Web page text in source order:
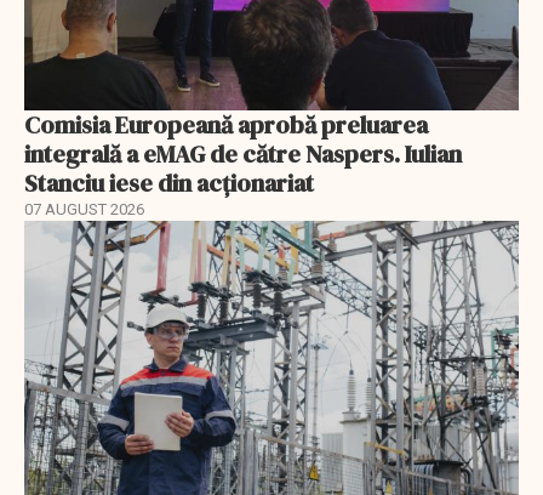
Comisia Europeană aprobă preluarea
integrală a eMAG de către Naspers. Iulian
Stanciu iese din acționariat
07 AUGUST 2026